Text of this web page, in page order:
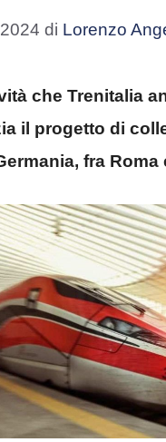
di Lorenzo
che Trenitalia
il progetto di
fra Roma